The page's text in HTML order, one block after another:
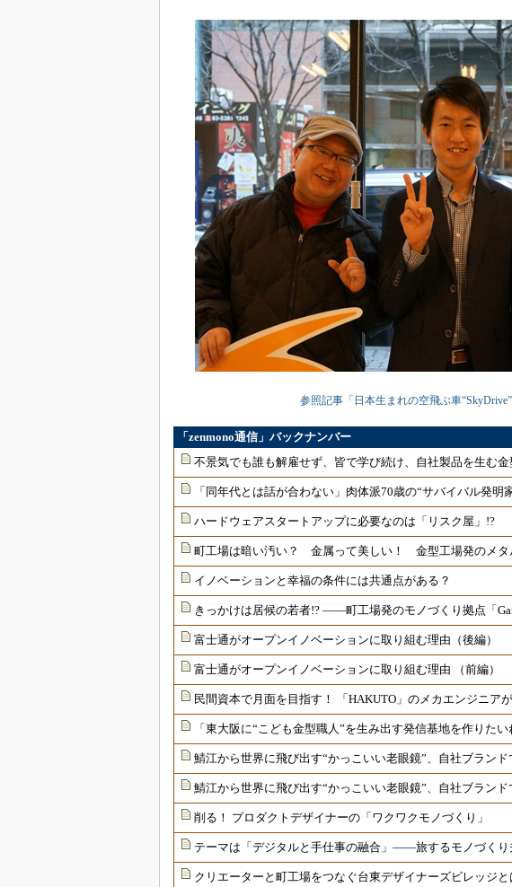
参照記事「日本生まれの空飛ぶ車
「zenmono通信」バックナンバー
不景気でも誰も解雇せず、皆で学び続け、自社製品を生む金
「同年代とは話が合わない」肉体派70歳の“サバイバル発明
ハードウェアスタートアップに必要なのは「リスク屋」!?
町工場は暗い汚い？ 金属って美しい！ 金型工場発のメタ
イノベーションと幸福の条件には共通点がある？
きっかけは居候の若者!? ――町工場発のモノづくり拠点「
富士通がオープンイノベーションに取り組む理由（後編）
富士通がオープンイノベーションに取り組む理由 （前編）
民間資本で月面を目指す！ 「HAKUTO」のメカエンジニア
「東大阪に“こども金型職人”を生み出す発信基地を作りたい
鯖江から世界に飛び出す“かっこいい老眼鏡”、自社ブランド
鯖江から世界に飛び出す“かっこいい老眼鏡”、自社ブランド
削る！ プロダクトデザイナーの「ワクワクモノづくり」
テーマは「デジタルと手仕事の融合」――旅するモノづくり
クリエーターと町工場をつなぐ台東デザイナーズビレッジと